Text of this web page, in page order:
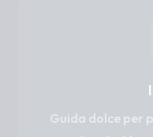
Guida dolce per